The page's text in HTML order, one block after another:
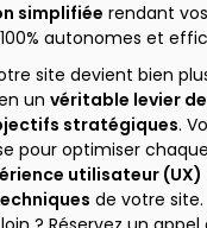
simplifiée rendant
autonomes et
site devient bien
un véritable levier
stratégiques.
pour optimiser chaque
utilisateur (UX)
de votre site.